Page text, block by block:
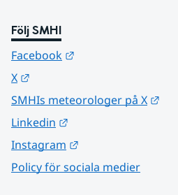
Följ SMHI
Facebook
X
SMHIs meteorologer på X
Linkedin
Instagram
Policy för sociala medier